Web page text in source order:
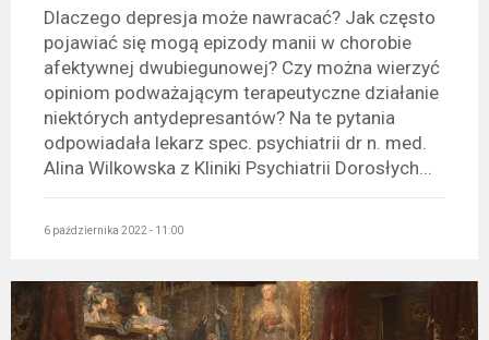
Dlaczego depresja może nawracać? Jak często
pojawiać się mogą epizody manii w chorobie
afektywnej dwubiegunowej? Czy można wierzyć
opiniom podważającym terapeutyczne działanie
niektórych antydepresantów? Na te pytania
odpowiadała lekarz spec. psychiatrii dr n. med.
Alina Wilkowska z Kliniki Psychiatrii Dorosłych...
6 października 2022 - 11:00